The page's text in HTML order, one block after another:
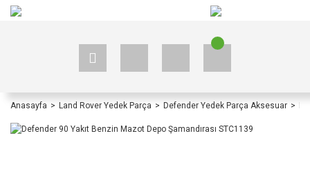
Anasayfa Land Rover Yedek Parça Defender Yedek Parça Aksesuar